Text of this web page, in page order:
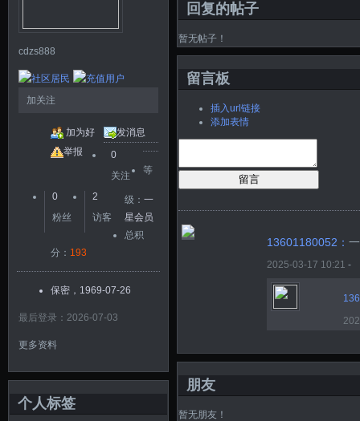
cdzs888
加关注
加为好
友
发消息
举报
0
关注
0
粉丝
2
访客
等
级：一
星会员
总积
分： 193
保密，1969-07-26
最后登录：2026-07-03
更多资料
个人标签
回复的帖子
暂无帖子！
留言板
插入url链接
添加表情
留言
13601180052：
2025-03-17 10:21 -
朋友
暂无朋友！